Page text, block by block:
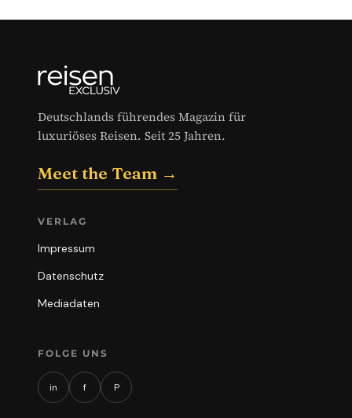
Deutschlands führendes Magazin für
luxuriöses Reisen. Seit 25 Jahren.
Meet the Team →
VERLAG
Impressum
Datenschutz
Mediadaten
FOLGE UNS
in f P